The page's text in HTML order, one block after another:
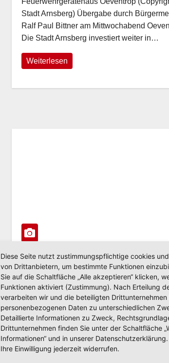
Stadt Arnsberg) Übergabe durch
Ralf Paul Bittner am Mittwochabend
Die Stadt Arnsberg investiert weiter in…
Weiterlesen
POLIZEIBERICHT
Brand einer Gartenhütte
JUNI 6, 2022
Aus bislang ungeklärter Ursache geriet am
Sonntagabend, gegen 22.00 Uhr, eine
Gartenhütte in Arnsberg-Oeventrop in
Diese Seite nutzt zustimmungspflichtige cookies
von Drittanbietern, um bestimmte Funktionen
Sie auf die Schaltfläche „Alle akzeptieren“ klicken,
Funktionen aktiviert (Zustimmung). Nach Erteilung
verarbeiten wir und die beteiligten Drittunternehmen
personenbezogenen Daten zu unterschiedlichen
Detaillierte Informationen zu Zweck,
Drittunternehmen finden Sie unter der Schaltfläche
Informationen“ und in unserer
Ihre Einwilligung jederzeit widerrufen.